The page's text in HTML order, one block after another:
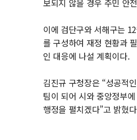
보되지 않을 경우 주민 안
이에 검단구와 서해구는
를 구성하여 재정 현황과
인 대응에 나설 계획이다.
김진규 구청장은 “성공적
팀이 되어 시와 중앙정부
행정을 펼치겠다”고 밝혔